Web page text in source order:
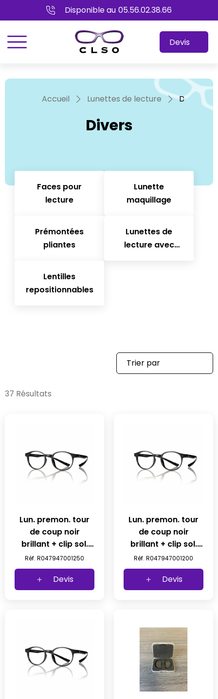
Disponible au 05.56.02.38.66
menu Devis
Accueil Lunettes de lecture Divers
Divers
Faces pour
lecture
Lunette
maquillage
Prémontées
pliantes
Lunettes de
lecture avec
Lentilles
repositionnables
37 Résultats
Lun. premon. tour
de coup noir
brillant + clip sol.
non polarise +2.5
prix net
Réf. R047947001250
Devis
Lun. premon. tour
de coup noir
brillant + clip sol.
non polarise +2 prix
net
Réf. R047947001200
Devis